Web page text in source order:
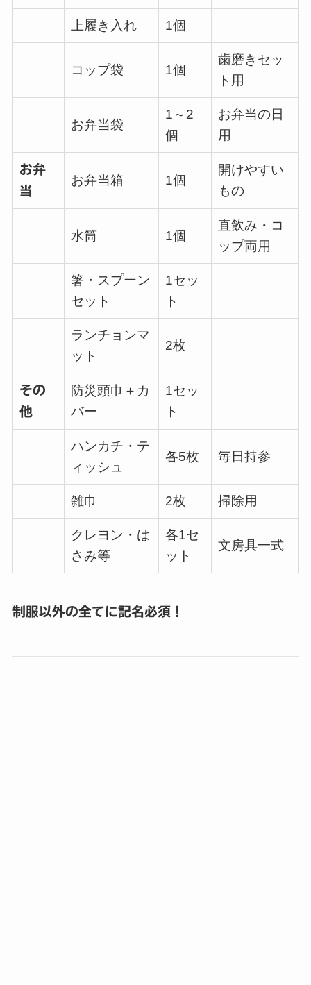
上履き入れ 1個
コップ袋 1個
歯磨きセッ
ト用
お弁当袋
1～2
個
お弁当の日
用
お弁
当
お弁当箱 1個
開けやすい
もの
水筒 1個
直飲み・コ
ップ両用
箸・スプーン
セット
1セッ
ト
ランチョンマ
ット
2枚
その
他
防災頭巾＋カ
バー
1セッ
ト
ハンカチ・テ
ィッシュ
各5枚 毎日持参
雑巾 2枚 掃除用
クレヨン・は
さみ等
各1セ
ット
文房具一式
制服以外の全てに記名必須！